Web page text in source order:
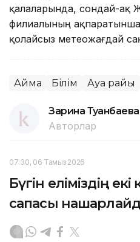
қалаларында, сондай-ақ
филиалының
қолайсыз метеожағдай
Аймақ Білім Ауа райы
Зарина Туғанбаева
Авторлар
07:30, 06 Тамыз 2026
Бүгін еліміздің
сапасы